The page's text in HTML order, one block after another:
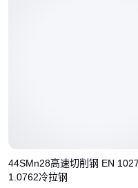
力场景。若存
Q345R等
44SMn28高速切削钢 EN
1.0762冷拉钢